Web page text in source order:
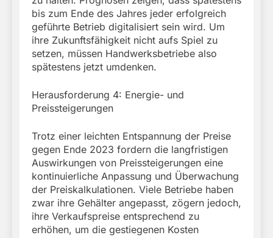
bis zum Ende des Jahres jeder erfolgreich
geführte Betrieb digitalisiert sein wird. Um
ihre Zukunftsfähigkeit nicht aufs Spiel zu
setzen, müssen Handwerksbetriebe also
spätestens jetzt umdenken.
Herausforderung 4: Energie- und
Preissteigerungen
Trotz einer leichten Entspannung der Preise
gegen Ende 2023 fordern die langfristigen
Auswirkungen von Preissteigerungen eine
kontinuierliche Anpassung und Überwachung
der Preiskalkulationen. Viele Betriebe haben
zwar ihre Gehälter angepasst, zögern jedoch,
ihre Verkaufspreise entsprechend zu
erhöhen, um die gestiegenen Kosten